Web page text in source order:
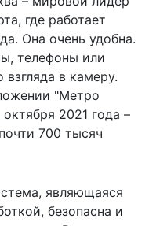
где работает
Она очень удобна.
телефоны или
в камеру.
"Метро
2021 года –
700 тысяч
являющаяся
безопасна и